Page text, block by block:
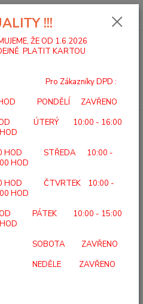
0,00 Kč
VLOŽKY ANTIŠOKOVÉ S VELUREM
ANTIŠOKOVÉ S
!!!
ŽE OD 1.6.2026
PLATIT KARTOU
Pro Zákazníky DPD :
PONDĚLÍ ZAVŘENO
ÚTERÝ 10:00 - 16:00
HOD
HOD STŘEDA 10:00 -
HOD
HOD ČTVRTEK 10:00 -
HOD
PÁTEK 10:00 - 15:00
HOD
SOBOTA ZAVŘENO
NEDĚLE ZAVŘENO